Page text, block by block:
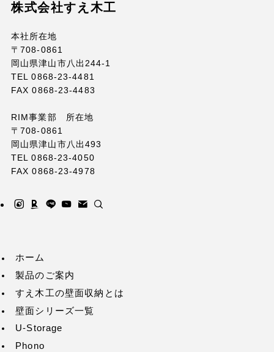
株式会社すえ木工
本社所在地
〒708-0861
岡山県津山市八出244-1
TEL 0868-23-4481
FAX 0868-23-4483
RIM事業部 所在地
〒708-0861
岡山県津山市八出493
TEL 0868-23-4050
FAX 0868-23-4978
ホーム
製品のご案内
すえ木工の壁面収納とは
壁面シリーズ一覧
U-Storage
Phono